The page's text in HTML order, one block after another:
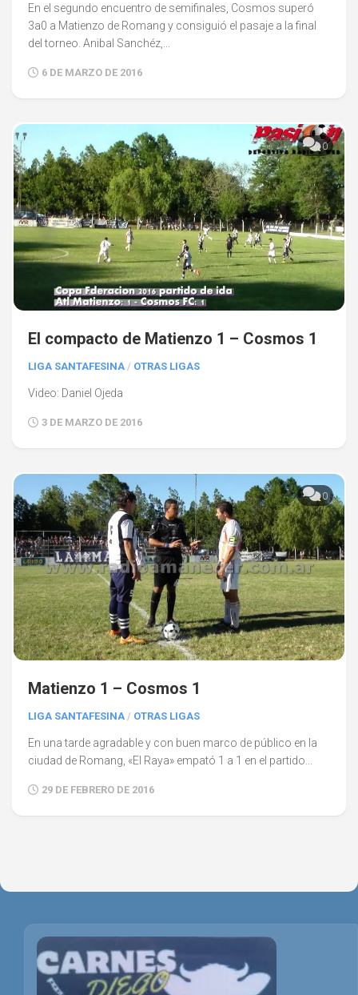
En el segundo encuentro de semifinales, Cosmos superó
3a0 a Matienzo de Romang y consiguió el pasaje a la final
del torneo. Anibal Sanchéz,...
6 DE MARZO DE 2016
0
El compacto de Matienzo 1 – Cosmos 1
LIGA SANTAFESINA / OTRAS LIGAS
Video: Daniel Ojeda
3 DE MARZO DE 2016
0
Matienzo 1 – Cosmos 1
LIGA SANTAFESINA / OTRAS LIGAS
En una tarde agradable y con buen marco de público en la
ciudad de Romang, «El Raya» empató 1 a 1 en el partido...
29 DE FEBRERO DE 2016